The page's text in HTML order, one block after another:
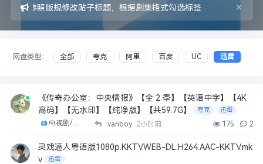
集后请参照版规修改贴子标题，根据剧集格式勾选标签 ×
网盘类型： 全部 夸克 阿里 百度 UC 迅雷
《传奇办公室：中央情报》【全 2 季】【英语中字】【4K
高码】【无水印】【纯净版】【共59.7G】
夸克 迅雷
vanboy 2小时前 175 2
灵戏逼人粤语版1080p.KKTV.WEB-DL.H264.AAC-KKTV.mk
v
迅雷